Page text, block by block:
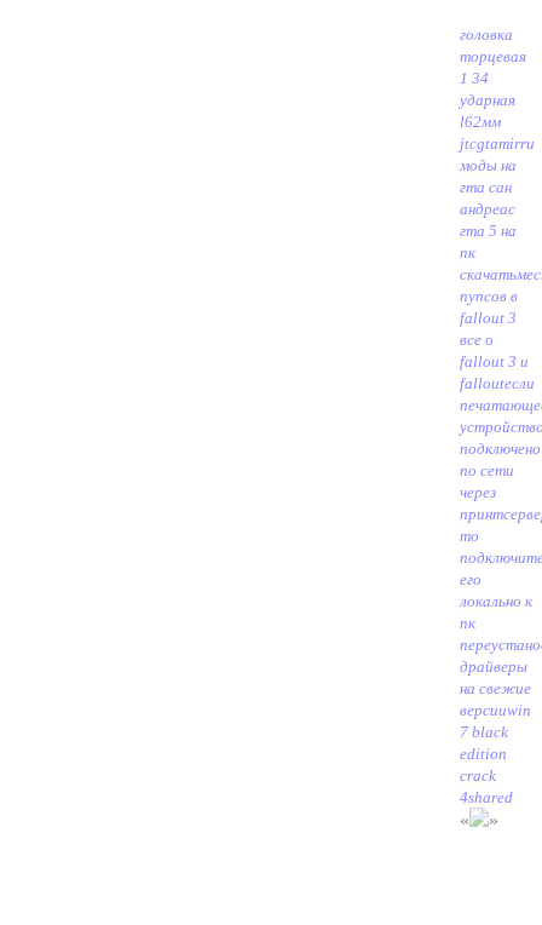
головка
торцевая
1 34
ударная
l62мм
jtcgtamirru
моды на
гта сан
андреас
гта 5 на
пк
скачать
пупсов в
fallout 3
все о
fallout 3 и
falloutесли
подключено
по сети
через
то
его
локально к
пк
драйверы
на свежие
версииwin
7 black
edition
crack
4shared